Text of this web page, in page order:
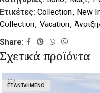
Ετικέτες: Collection, New
Collection, Vacation,
Share:
Σχετικά προϊόντα
ΕΞΑΝΤΛΗΜΈΝΟ